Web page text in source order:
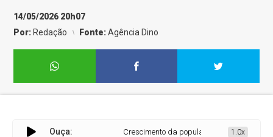
14/05/2026 20h07
Por: Redação Fonte:Agência Dino
Ouça: Crescimento da população idosa desafia
1.0x